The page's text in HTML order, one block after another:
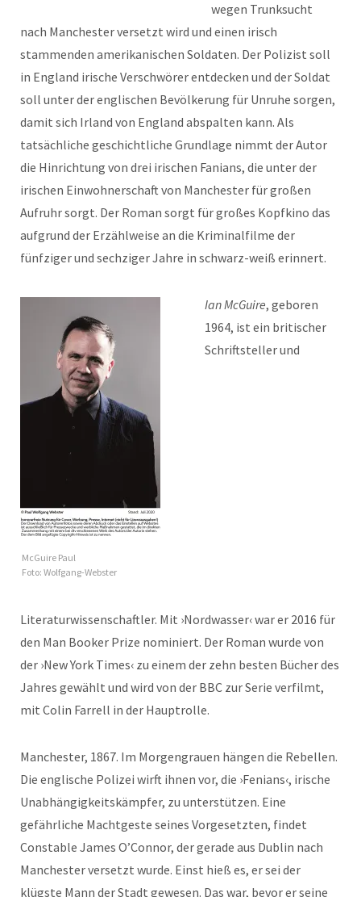
wegen Trunksucht
nach Manchester versetzt wird und einen irisch
stammenden amerikanischen Soldaten. Der Polizist soll
in England irische Verschwörer entdecken und der Soldat
soll unter der englischen Bevölkerung für Unruhe sorgen,
damit sich Irland von England abspalten kann. Als
tatsächliche geschichtliche Grundlage nimmt der Autor
die Hinrichtung von drei irischen Fanians, die unter der
irischen Einwohnerschaft von Manchester für großen
Aufruhr sorgt. Der Roman sorgt für großes Kopfkino das
aufgrund der Erzählweise an die Kriminalfilme der
fünfziger und sechziger Jahre in schwarz-weiß erinnert.
McGuire Paul
Foto: Wolfgang-Webster
Ian McGuire, geboren
1964, ist ein britischer
Schriftsteller und
Literaturwissenschaftler. Mit ›Nordwasser‹ war er 2016 für
den Man Booker Prize nominiert. Der Roman wurde von
der ›New York Times‹ zu einem der zehn besten Bücher des
Jahres gewählt und wird von der BBC zur Serie verfilmt,
mit Colin Farrell in der Hauptrolle.
Manchester, 1867. Im Morgengrauen hängen die Rebellen.
Die englische Polizei wirft ihnen vor, die ›Fenians‹, irische
Unabhängigkeitskämpfer, zu unterstützen. Eine
gefährliche Machtgeste seines Vorgesetzten, findet
Constable James O’Connor, der gerade aus Dublin nach
Manchester versetzt wurde. Einst hieß es, er sei der
klügste Mann der Stadt gewesen. Das war, bevor er seine